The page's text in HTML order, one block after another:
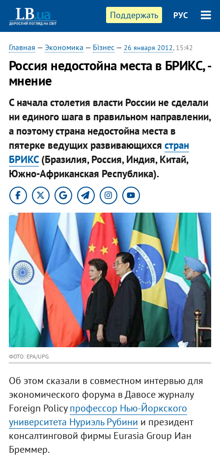
Поддержать РУС
Главная — Экономика — Бізнес— 26 января 2012, 15:42
Россия недостойна места в БРИКС, -
мнение
С начала столетия власти России не сделали
ни единого шага в правильном направлении,
а поэтому страна недостойна места в
пятерке ведущих развивающихся стран
БРИКС(Бразилия, Россия, Индия, Китай,
Южно-Африканская Республика).
ФОТО: EPA/UPG
Об этом сказали в совместном интервью для
экономического форума в Давосе журналу
Foreign Policyпрофессор Нью-Йоркского
университета Нуриэль Рубини и президент
консалтинговой фирмы Eurasia Group Иан
Бреммер.